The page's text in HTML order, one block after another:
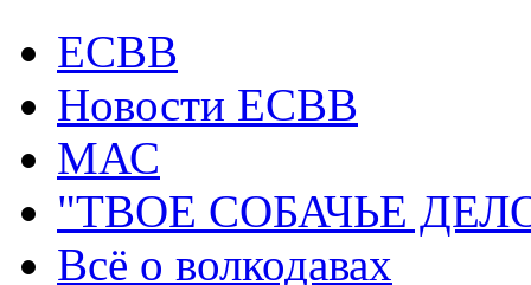
ECВB
Новости ЕСВВ
МАС
"ТВОЕ СОБАЧЬЕ
Всё о волкодавах